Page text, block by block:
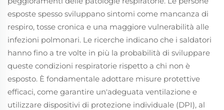
esposte spesso sviluppano sintomi come mancanza di
respiro, tosse cronica e una maggiore vulnerabilità alle
infezioni polmonari. Le ricerche indicano che i saldatori
hanno fino a tre volte in più la probabilità di sviluppare
queste condizioni respiratorie rispetto a chi non è
esposto. È fondamentale adottare misure protettive
efficaci, come garantire un'adeguata ventilazione e
utilizzare dispositivi di protezione individuale (DPI), al